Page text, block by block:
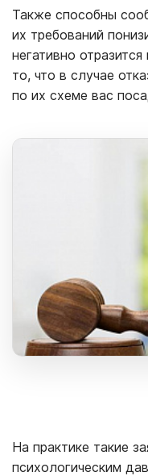
Также способны
их требований
негативно
то, что в случае
по их схеме вас
На практике такие
психологическим